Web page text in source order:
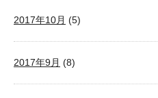
2017年10月 (5)
2017年9月 (8)